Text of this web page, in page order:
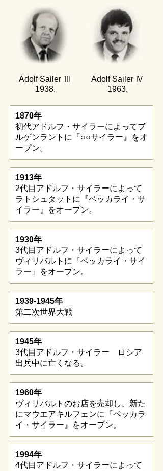
Adolf Sailer Ⅲ
​1938.
Adolf Sailer Ⅳ
​1963.
1870年
初代アドルフ・サイラーによってブ
ルゲンラントに『○○サイラー』をオ
ープン。
1913年
2代目アドルフ・サイラーによって
ラトシュタットに『ベッカライ・サ
イラー』をオープン。
1930年
3代目アドルフ・サイラーによって
ヴィリバルトに『ベッカライ・サイ
ラー』をオープン。
1939-1945年
第二次世界大戦
1945年
3代目アドルフ・サイラー ロシア
出兵中に亡くなる。
1960年
ヴィリバルトのお店を売却し、新た
にマウエアキルフェンに『ベッカラ
イ・サイラー』をオープン。
1994年
4代目アドルフ・サイラーによって